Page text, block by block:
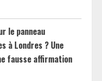
le panneau
à Londres ? Une
fausse affirmation